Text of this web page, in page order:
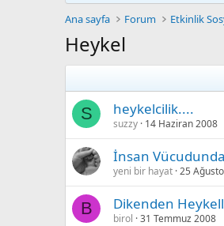
Ana sayfa Forum Etkinlik
Heykel
S heykelcilik....
suzzy 14 Haziran 2008
İnsan
yeni bir hayat 25
B Dikenden
birol 31 Temmuz 2008